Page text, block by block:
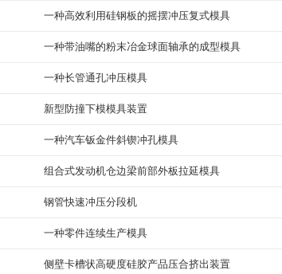
一种高效利用硅钢板的摇摆冲压复式模具
一种带油嘴的粉末冶金球面轴承的成型模具
一种长管通孔冲压模具
新型防撞下模模具装置
一种汽车钣金件斜锲冲孔模具
组合式发动机仓边梁前部外板拉延模具
钢管快速冲压分段机
一种零件连续生产模具
侧壁卡槽状高硬度硅胶产品压合挤出装置